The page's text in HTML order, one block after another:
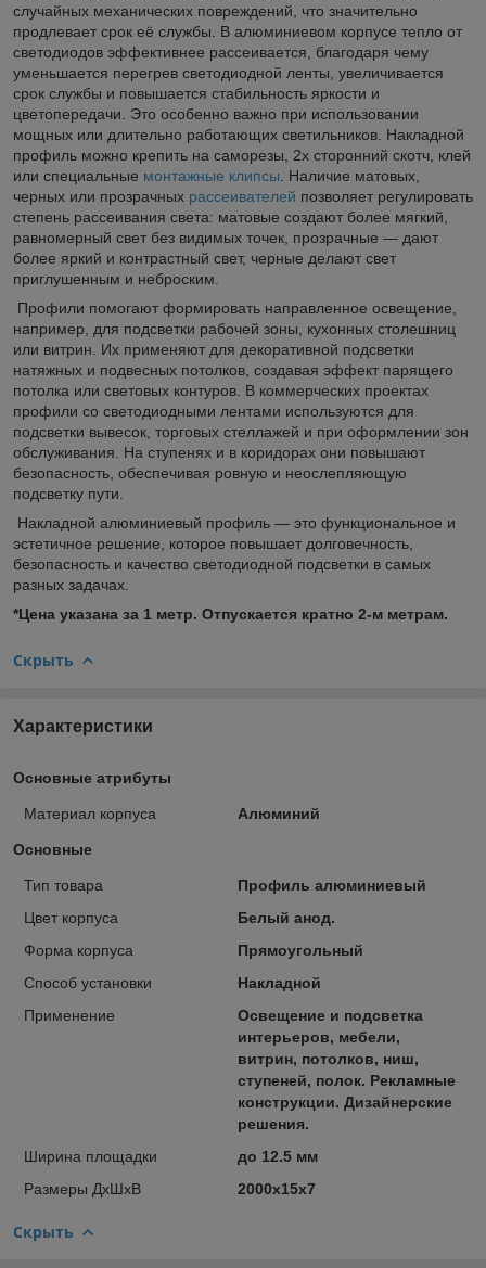
случайных механических повреждений, что значительно
продлевает срок её службы. В алюминиевом корпусе тепло от
светодиодов эффективнее рассеивается, благодаря чему
уменьшается перегрев светодиодной ленты, увеличивается
срок службы и повышается стабильность яркости и
цветопередачи. Это особенно важно при использовании
мощных или длительно работающих светильников. Накладной
профиль можно крепить на саморезы, 2х сторонний скотч, клей
или специальные монтажные клипсы . Наличие матовых,
черных или прозрачных рассеивателей позволяет регулировать
степень рассеивания света: матовые создают более мягкий,
равномерный свет без видимых точек, прозрачные — дают
более яркий и контрастный свет, черные делают свет
приглушенным и неброским.
Профили помогают формировать направленное освещение,
например, для подсветки рабочей зоны, кухонных столешниц
или витрин. Их применяют для декоративной подсветки
натяжных и подвесных потолков, создавая эффект парящего
потолка или световых контуров. В коммерческих проектах
профили со светодиодными лентами используются для
подсветки вывесок, торговых стеллажей и при оформлении зон
обслуживания. На ступенях и в коридорах они повышают
безопасность, обеспечивая ровную и неослепляющую
подсветку пути.
Накладной алюминиевый профиль — это функциональное и
эстетичное решение, которое повышает долговечность,
безопасность и качество светодиодной подсветки в самых
разных задачах.
*Цена указана за 1 метр. Отпускается кратно 2-м метрам.
Скрыть
Характеристики
Основные атрибуты
Материал корпуса Алюминий
Основные
Тип товара
Профиль алюминиевый
Цвет корпуса
Белый анод.
Форма корпуса
Прямоугольный
Способ установки
Накладной
Применение
Освещение и подсветка
интерьеров, мебели,
витрин, потолков, ниш,
ступеней, полок. Рекламные
конструкции. Дизайнерские
решения.
Ширина площадки
до 12.5 мм
Размеры ДхШхВ
2000х15х7
Скрыть